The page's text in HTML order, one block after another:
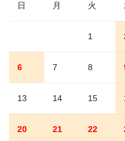
日 月 火
1
6 7 8
13 14 15
20 21 22